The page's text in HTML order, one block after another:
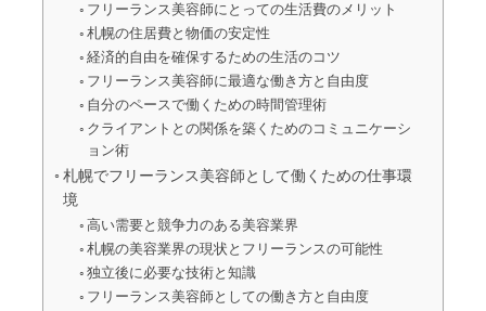
フリーランス美容師にとっての生活費のメリット
札幌の住居費と物価の安定性
経済的自由を確保するための生活のコツ
フリーランス美容師に最適な働き方と自由度
自分のペースで働くための時間管理術
クライアントとの関係を築くためのコミュニケーシ
ョン術
札幌でフリーランス美容師として働くための仕事環
境
高い需要と競争力のある美容業界
札幌の美容業界の現状とフリーランスの可能性
独立後に必要な技術と知識
フリーランス美容師としての働き方と自由度